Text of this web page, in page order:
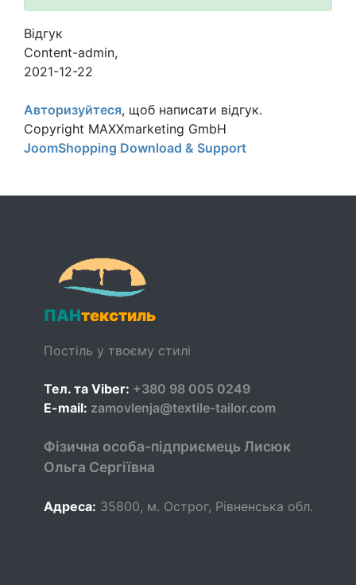
Відгук
Content-admin,
2021-12-22
Авторизуйтеся, щоб написати відгук.
Copyright MAXXmarketing GmbH
JoomShopping Download & Support
ПАНтекстиль
Постіль у твоєму стилі
Тел. та Viber: +380 98 005 0249
E-mail: zamovlenja@textile-tailor.com
Фізична особа-підприємець Лисюк
Ольга Сергіївна
Адреса: 35800, м. Острог, Рівненська обл.